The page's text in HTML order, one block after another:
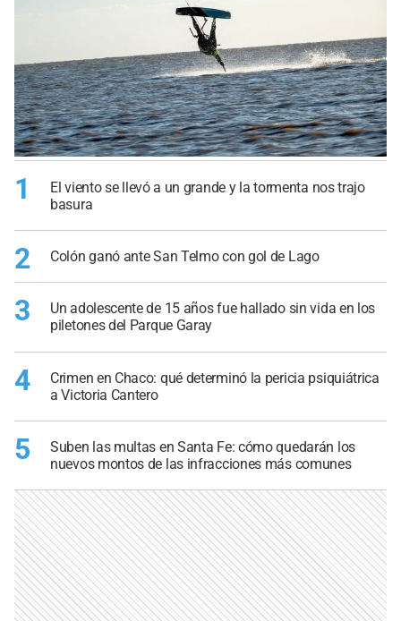
1
El viento se llevó a un grande y la tormenta nos trajo
basura
2 Colón ganó ante San Telmo con gol de Lago
3
Un adolescente de 15 años fue hallado sin vida en los
piletones del Parque Garay
4
Crimen en Chaco: qué determinó la pericia psiquiátrica
a Victoria Cantero
5
Suben las multas en Santa Fe: cómo quedarán los
nuevos montos de las infracciones más comunes